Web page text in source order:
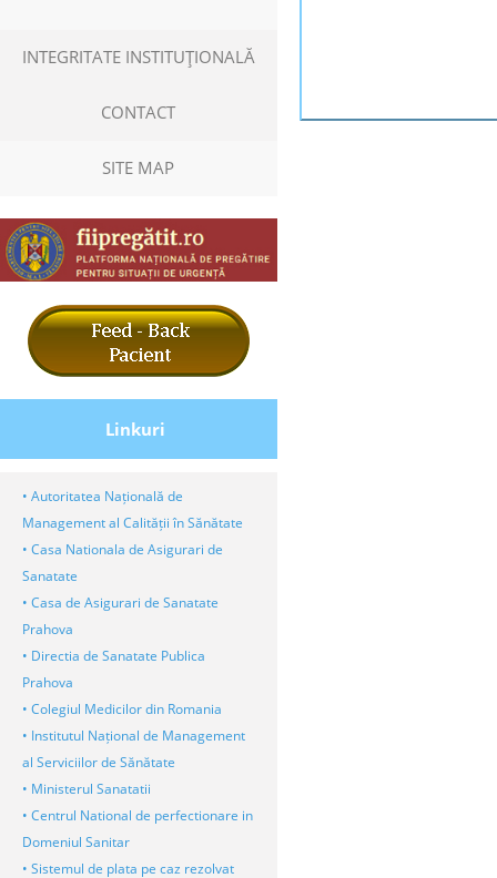
INTEGRITATE INSTITUŢIONALĂ
CONTACT
SITE MAP
Linkuri
• Autoritatea Națională de
Management al Calității în Sănătate
• Casa Nationala de Asigurari de
Sanatate
• Casa de Asigurari de Sanatate
Prahova
• Directia de Sanatate Publica
Prahova
• Colegiul Medicilor din Romania
• Institutul Național de Management
al Serviciilor de Sănătate
• Ministerul Sanatatii
• Centrul National de perfectionare in
Domeniul Sanitar
• Sistemul de plata pe caz rezolvat